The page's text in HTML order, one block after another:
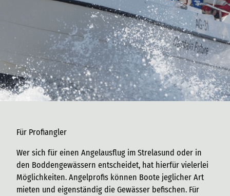
Für Profiangler
Wer sich für einen Angelausflug im Strelasund oder in
den Boddengewässern entscheidet, hat hierfür vielerlei
Möglichkeiten. Angelprofis können Boote jeglicher Art
mieten und eigenständig die Gewässer befischen. Für